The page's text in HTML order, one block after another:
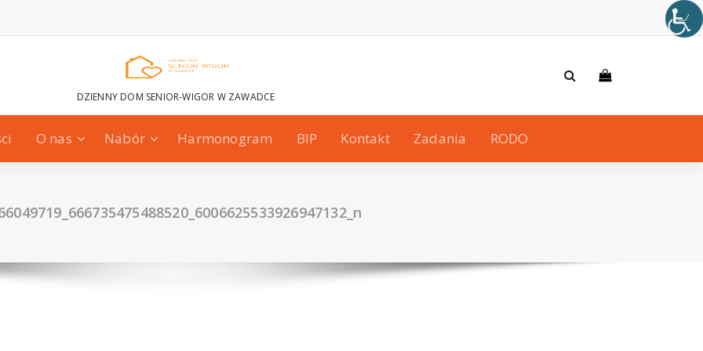
DZIENNY DOM SENIOR-WIGOR W ZAWADCE
O nas Nabór Harmonogram BIP Kontakt Zadania RODO